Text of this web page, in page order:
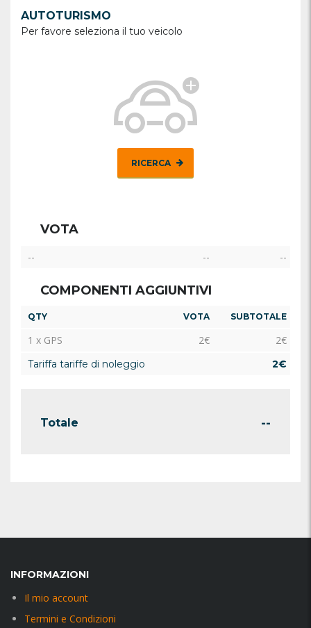
AUTOTURISMO
Per favore seleziona il tuo veicolo
RICERCA
VOTA
-- -- --
COMPONENTI AGGIUNTIVI
QTY VOTA SUBTOTALE
1 x GPS 2€ 2€
Tariffa tariffe di noleggio 2€
Totale --
INFORMAZIONI
Il mio account
Termini e Condizioni